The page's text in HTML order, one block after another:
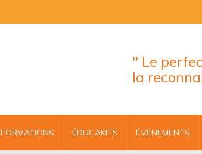
" Le
la
FORMATIONS ÉDUCAKITS ÉVÉNEMENTS